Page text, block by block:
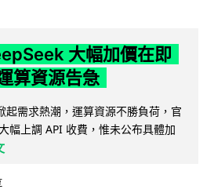
大幅加價在即
算資源告急
起需求熱潮，運算資源不勝負荷，官
幅上調 API 收費，惟未公布具體加